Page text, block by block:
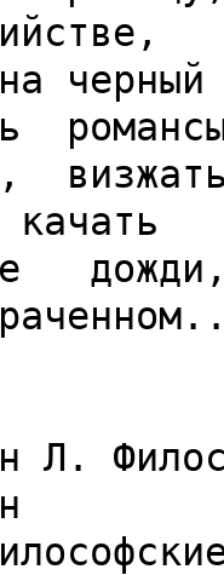
черный
качать
Л.